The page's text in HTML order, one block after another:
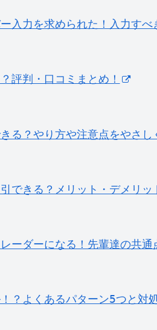
入力を求められた！入力すべ
評判・口コミまとめ！
る？やり方や注意点をやさし
できる？メリット・デメリッ
ーダーになる！先輩達の共
？よくあるパターン5つと対